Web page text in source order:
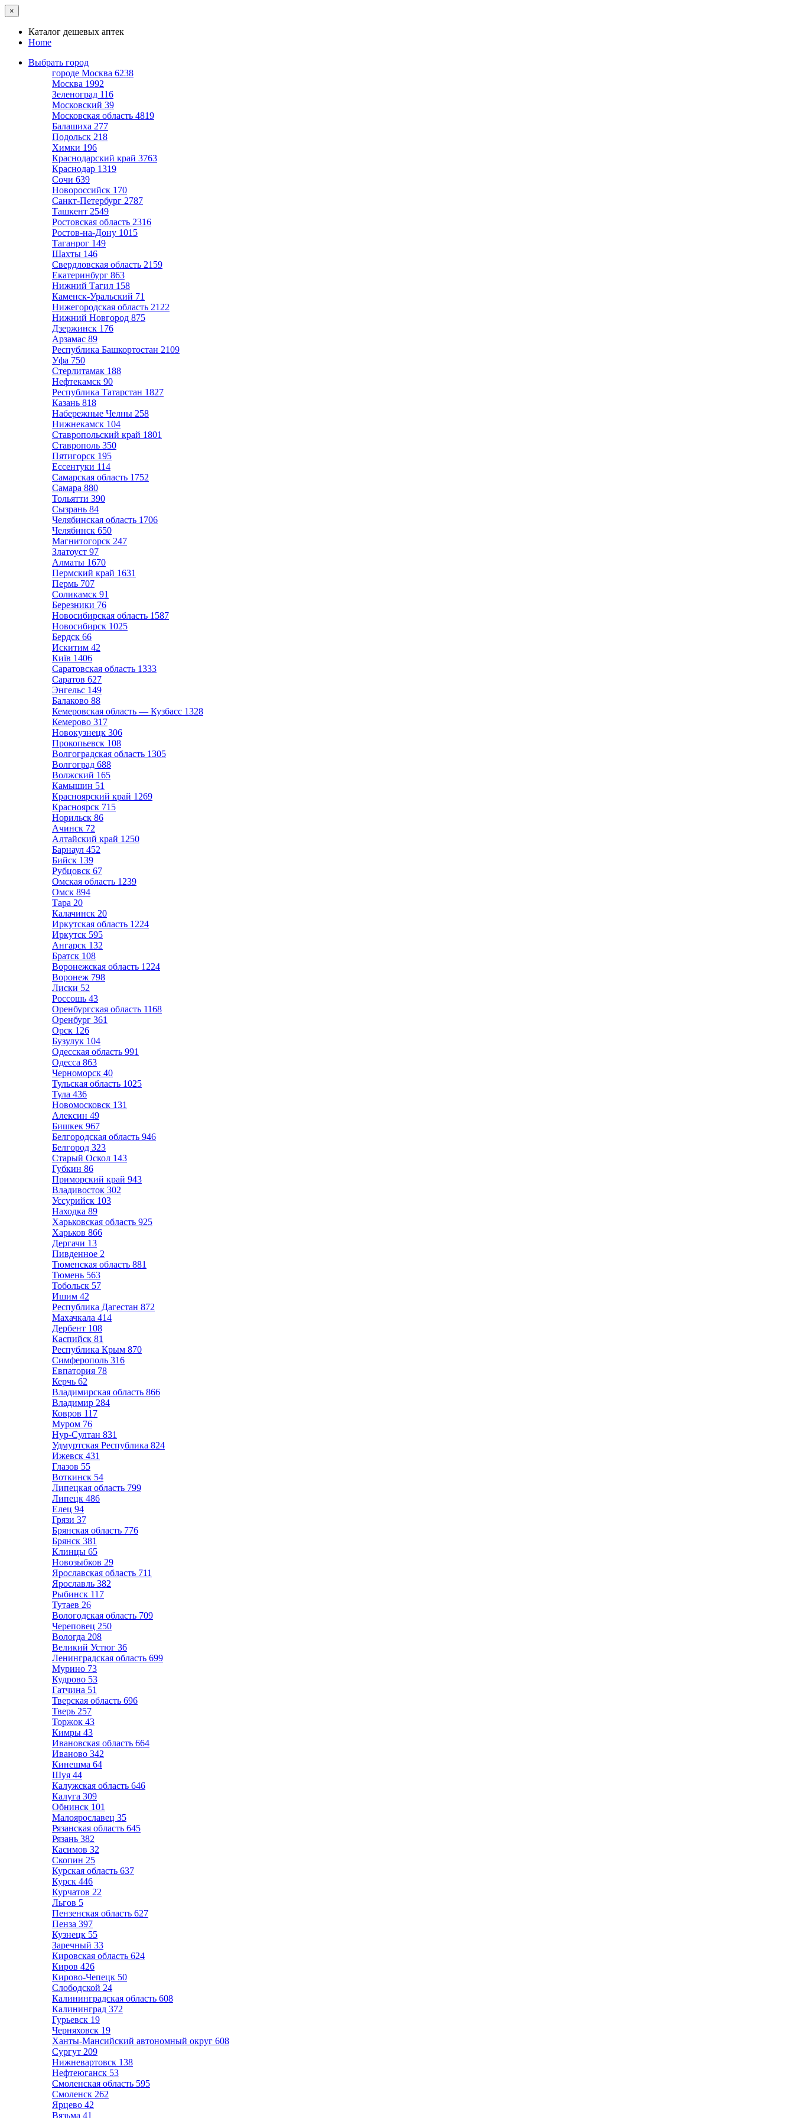
×
Каталог дешевых аптек
Home
Выбрать город
городе Москва 6238
Москва 1992
Зеленоград 116
Московский 39
Московская область 4819
Балашиха 277
Подольск 218
Химки 196
Краснодарский край 3763
Краснодар 1319
Сочи 639
Новороссийск 170
Санкт-Петербург 2787
Ташкент 2549
Ростовская область 2316
Ростов-на-Дону 1015
Таганрог 149
Шахты 146
Свердловская область 2159
Екатеринбург 863
Нижний Тагил 158
Каменск-Уральский 71
Нижегородская область 2122
Нижний Новгород 875
Дзержинск 176
Арзамас 89
Республика Башкортостан 2109
Уфа 750
Стерлитамак 188
Нефтекамск 90
Республика Татарстан 1827
Казань 818
Набережные Челны 258
Нижнекамск 104
Ставропольский край 1801
Ставрополь 350
Пятигорск 195
Ессентуки 114
Самарская область 1752
Самара 880
Тольятти 390
Сызрань 84
Челябинская область 1706
Челябинск 650
Магнитогорск 247
Златоуст 97
Алматы 1670
Пермский край 1631
Пермь 707
Соликамск 91
Березники 76
Новосибирская область 1587
Новосибирск 1025
Бердск 66
Искитим 42
Київ 1406
Саратовская область 1333
Саратов 627
Энгельс 149
Балаково 88
Кемеровская область — Кузбасс 1328
Кемерово 317
Новокузнецк 306
Прокопьевск 108
Волгоградская область 1305
Волгоград 688
Волжский 165
Камышин 51
Красноярский край 1269
Красноярск 715
Норильск 86
Ачинск 72
Алтайский край 1250
Барнаул 452
Бийск 139
Рубцовск 67
Омская область 1239
Омск 894
Тара 20
Калачинск 20
Иркутская область 1224
Иркутск 595
Ангарск 132
Братск 108
Воронежская область 1224
Воронеж 798
Лиски 52
Россошь 43
Оренбургская область 1168
Оренбург 361
Орск 126
Бузулук 104
Одесская область 991
Одесса 863
Черноморск 40
Тульская область 1025
Тула 436
Новомосковск 131
Алексин 49
Бишкек 967
Белгородская область 946
Белгород 323
Старый Оскол 143
Губкин 86
Приморский край 943
Владивосток 302
Уссурийск 103
Находка 89
Харьковская область 925
Харьков 866
Дергачи 13
Пивденное 2
Тюменская область 881
Тюмень 563
Тобольск 57
Ишим 42
Республика Дагестан 872
Махачкала 414
Дербент 108
Каспийск 81
Республика Крым 870
Симферополь 316
Евпатория 78
Керчь 62
Владимирская область 866
Владимир 284
Ковров 117
Муром 76
Нур-Султан 831
Удмуртская Республика 824
Ижевск 431
Глазов 55
Воткинск 54
Липецкая область 799
Липецк 486
Елец 94
Грязи 37
Брянская область 776
Брянск 381
Клинцы 65
Новозыбков 29
Ярославская область 711
Ярославль 382
Рыбинск 117
Тутаев 26
Вологодская область 709
Череповец 250
Вологда 208
Великий Устюг 36
Ленинградская область 699
Мурино 73
Кудрово 53
Гатчина 51
Тверская область 696
Тверь 257
Торжок 43
Кимры 43
Ивановская область 664
Иваново 342
Кинешма 64
Шуя 44
Калужская область 646
Калуга 309
Обнинск 101
Малоярославец 35
Рязанская область 645
Рязань 382
Касимов 32
Скопин 25
Курская область 637
Курск 446
Курчатов 22
Льгов 5
Пензенская область 627
Пенза 397
Кузнецк 55
Заречный 33
Кировская область 624
Киров 426
Кирово-Чепецк 50
Слободской 24
Калининградская область 608
Калининград 372
Гурьевск 19
Черняховск 19
Ханты-Мансийский автономный округ 608
Сургут 209
Нижневартовск 138
Нефтеюганск 53
Смоленская область 595
Смоленск 262
Ярцево 42
Вязьма 41